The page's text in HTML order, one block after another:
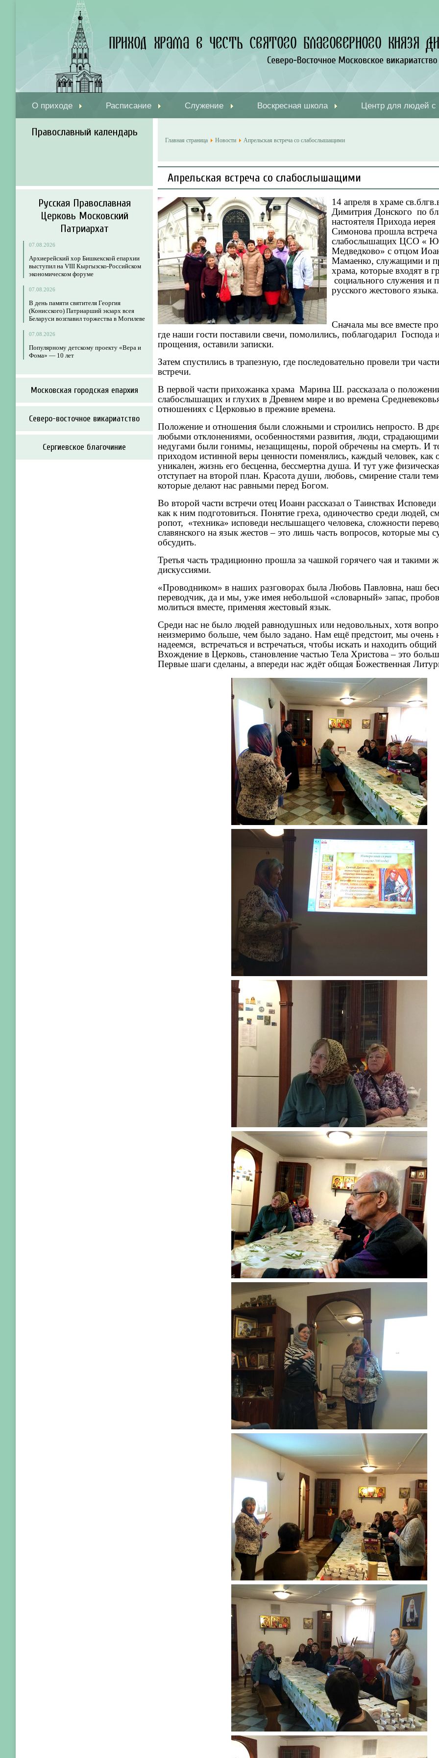
О приходе Расписание Служение Воскресная школа Центр для людей с
Православный календарь
Русская Православная
Церковь Московский
Патриархат
07.08.2026
Архиерейский хор Бишкекской епархии
выступил на VIII Кыргызско-Российском
экономическом форуме
07.08.2026
В день памяти святителя Георгия
(Конисского) Патриарший экзарх всея
Беларуси возглавил торжества в Могилеве
07.08.2026
Популярному детскому проекту «Вера и
Фома» — 10 лет
Московская городская епархия
Северо-восточное викариатство
Сергиевское благочиние
Главная страница Новости Апрельская встреча со слабослышащими
Апрельская встреча со слабослышащими
14 апреля в храме
Димитрия Донского по
настоятеля Прихода
Симонова прошла
слабослышащих ЦСО «
Медведково» с отцом
Мамаенко, служащими и
храма, которые входят в
социального служения и
русского жестового языка.
Сначала мы все вместе
где наши гости поставили свечи, помолились, поблагодарил Господа
прощения, оставили записки.
Затем спустились в трапезную, где последовательно провели три
встречи.
В первой части прихожанка храма Марина Ш. рассказала о
слабослышащих и глухих в Древнем мире и во времена
отношениях с Церковью в прежние времена.
Положение и отношения были сложными и строились непросто. В
любыми отклонениями, особенностями развития, люди,
недугами были гонимы, незащищены, порой обречены на смерть. И
приходом истинной веры ценности поменялись, каждый человек, как
уникален, жизнь его бесценна, бессмертна душа. И тут уже
отступает на второй план. Красота души, любовь, смирение стали
которые делают нас равными перед Богом.
Во второй части встречи отец Иоанн рассказал о Таинствах
как к ним подготовиться. Понятие греха, одиночество среди людей,
ропот, «техника» исповеди неслышащего человека, сложности
славянского на язык жестов – это лишь часть вопросов, которые мы
обсудить.
Третья часть традиционно прошла за чашкой горячего чая и такими
дискуссиями.
«Проводником» в наших разговорах была Любовь Павловна, наш
переводчик, да и мы, уже имея небольшой «словарный» запас,
молиться вместе, применяя жестовый язык.
Среди нас не было людей равнодушных или недовольных, хотя
неизмеримо больше, чем было задано. Нам ещё предстоит, мы очень
надеемся, встречаться и встречаться, чтобы искать и находить
Вхождение в Церковь, становление частью Тела Христова – это
Первые шаги сделаны, а впереди нас ждёт общая Божественная